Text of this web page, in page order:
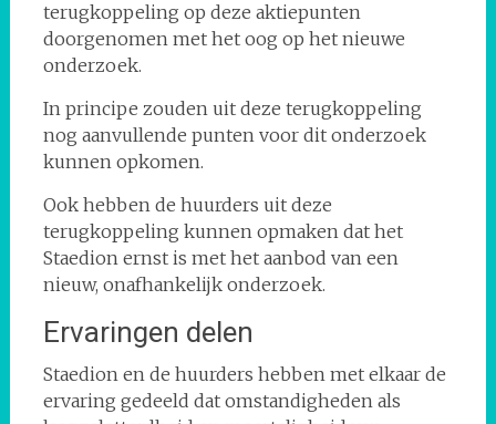
terugkoppeling op deze aktiepunten
doorgenomen met het oog op het nieuwe
onderzoek.
In principe zouden uit deze terugkoppeling
nog aanvullende punten voor dit onderzoek
kunnen opkomen.
Ook hebben de huurders uit deze
terugkoppeling kunnen opmaken dat het
Staedion ernst is met het aanbod van een
nieuw, onafhankelijk onderzoek.
Ervaringen delen
Staedion en de huurders hebben met elkaar de
ervaring gedeeld dat omstandigheden als